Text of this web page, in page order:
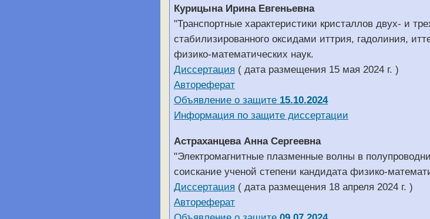
Курицына Ирина Евгеньевна
"Транспортные характеристики кристаллов двух- и
стабилизированного оксидами иттрия, гадолиния,
физико-математических наук.
Диссертация ( дата размещения 15 мая 2024 г. )
Автореферат
Объявление о защите 15.10.2024
Информация по защите диссертации
Астраханцева Анна Сергеевна
"Электромагнитные плазменные волны в
соискание ученой степени кандидата физико-
Диссертация ( дата размещения 18 апреля 2024 г. )
Автореферат